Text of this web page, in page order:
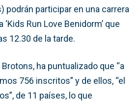
podrán participar en una carrera
Run Love Benidorm’ que
12.30 de la tarde.
ha puntualizado que “a
756 inscritos” y de ellos, “el
de 11 países, lo que